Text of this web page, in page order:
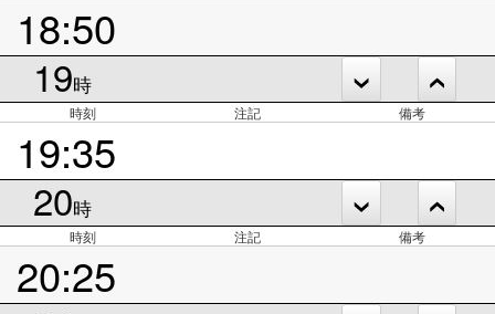
18:50
19時
時刻 注記 備考
19:35
20時
時刻 注記 備考
20:25